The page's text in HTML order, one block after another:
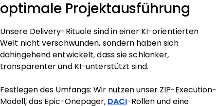
optimale Projektausführung
Unsere Delivery-Rituale sind in einer KI-orientierten
Welt nicht verschwunden, sondern haben sich
dahingehend entwickelt, dass sie schlanker,
transparenter und KI-unterstützt sind.
Festlegen des Umfangs: Wir nutzen unser ZIP-Execution-
Modell, das Epic-Onepager, DACI-Rollen und eine